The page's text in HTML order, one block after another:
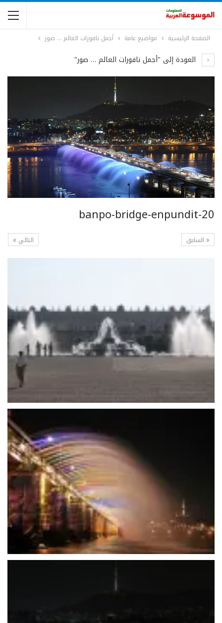
الصفحة الرئيسية مواضيع عامة أجمل نافورات العالم … صور
العودة إلى "أجمل نافورات العالم … صور"
banpo-bridge-enpundit-20
التالي السابق